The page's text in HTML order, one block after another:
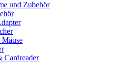
und Zubehör
Mäuse
Cardreader